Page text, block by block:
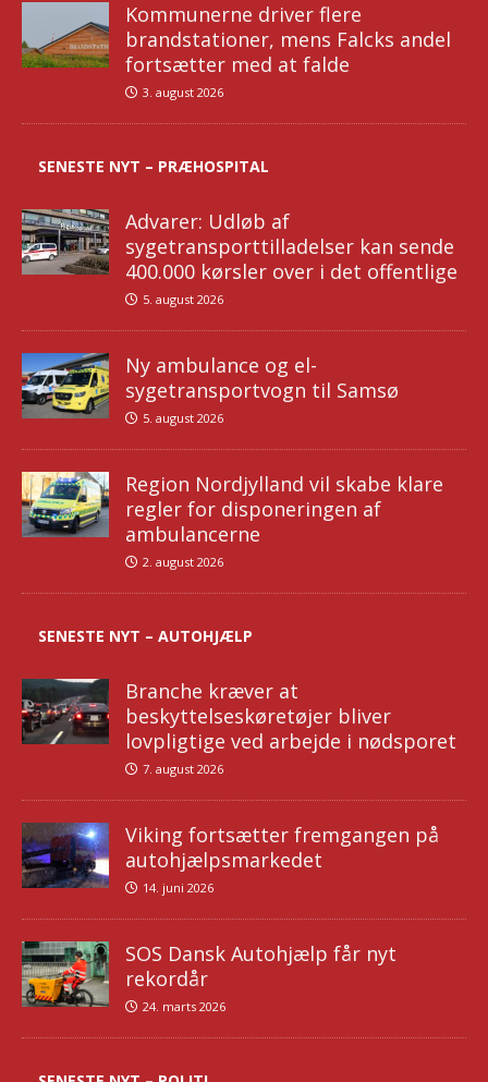
Kommunerne driver flere
brandstationer, mens Falcks andel
fortsætter med at falde
3. august 2026
SENESTE NYT – PRÆHOSPITAL
Advarer: Udløb af
sygetransporttilladelser kan sende
400.000 kørsler over i det offentlige
5. august 2026
Ny ambulance og el-
sygetransportvogn til Samsø
5. august 2026
Region Nordjylland vil skabe klare
regler for disponeringen af
ambulancerne
2. august 2026
SENESTE NYT – AUTOHJÆLP
Branche kræver at
beskyttelseskøretøjer bliver
lovpligtige ved arbejde i nødsporet
7. august 2026
Viking fortsætter fremgangen på
autohjælpsmarkedet
14. juni 2026
SOS Dansk Autohjælp får nyt
rekordår
24. marts 2026